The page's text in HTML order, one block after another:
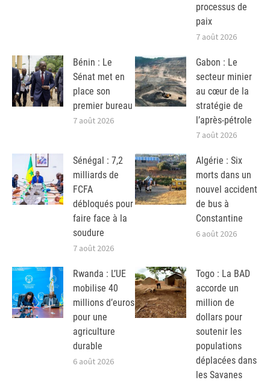
processus de
paix
7 août 2026
Bénin : Le
Sénat met en
place son
premier bureau
7 août 2026
Gabon : Le
secteur minier
au cœur de la
stratégie de
l’après-pétrole
7 août 2026
Sénégal : 7,2
milliards de
FCFA
débloqués pour
faire face à la
soudure
7 août 2026
Algérie : Six
morts dans un
nouvel accident
de bus à
Constantine
6 août 2026
Rwanda : L’UE
mobilise 40
millions d’euros
pour une
agriculture
durable
6 août 2026
Togo : La BAD
accorde un
million de
dollars pour
soutenir les
populations
déplacées dans
les Savanes